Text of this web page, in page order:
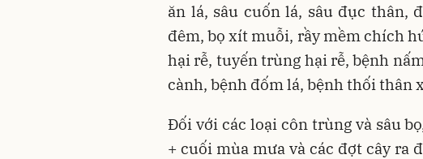
ăn lá, sâu cuốn lá, sâu đục thân,
đêm, bọ xít muỗi, rầy mềm chích
hại rễ, tuyến trùng hại rễ, bệnh
cành, bệnh đốm lá, bệnh thối thân
Đối với các loại côn trùng và sâu
+ cuối mùa mưa và các đợt cây ra